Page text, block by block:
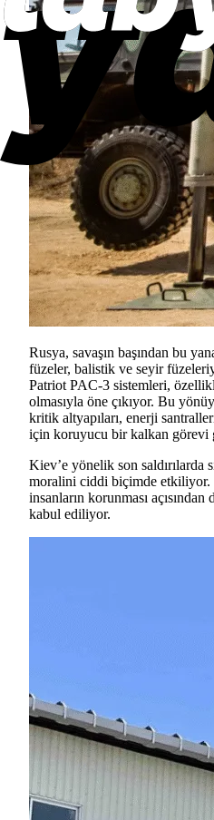
Rusya, savaşın başından bu
füzeler, balistik ve seyir
Patriot PAC-3 sistemleri,
olmasıyla öne çıkıyor. Bu
kritik altyapıları, enerji
için koruyucu bir kalkan görevi
Kiev’e yönelik son saldırılarda
moralini ciddi biçimde etkiliyor.
insanların korunması
kabul ediliyor.